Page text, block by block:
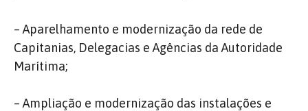
– Aparelhamento e modernização da rede de
Capitanias, Delegacias e Agências da Autoridade
Marítima;
– Ampliação e modernização das instalações e